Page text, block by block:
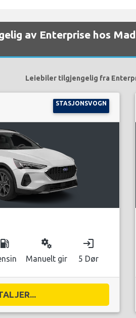
av Enterprise hos
Leiebiler tilgjengelig fra
STASJONSVOGN
local_gas_station miscellaneous_services
Manuelt gir
login
5 Dør